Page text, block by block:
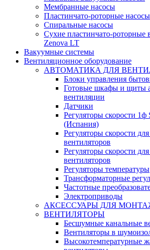
Мембранные насосы
Пластинчато-роторные насосы
Спиральные насосы
Сухие пластинчато-роторные
Zenova LT
Вакуумные системы
Вентиляционное оборудование
АВТОМАТИКА ДЛЯ
Блоки управления
Готовые шкафы и щиты
вентиляции
Датчики
Регуляторы скорости 1ф
(Испания)
Регуляторы скорости
вентиляторов
Регуляторы скорости
вентиляторов
Регуляторы температуры
Трансформаторные
Частотные
Электроприводы
АКСЕССУАРЫ ДЛЯ
ВЕНТИЛЯТОРЫ
Бесшумные канальные
Вентиляторы в
Высокотемпературные